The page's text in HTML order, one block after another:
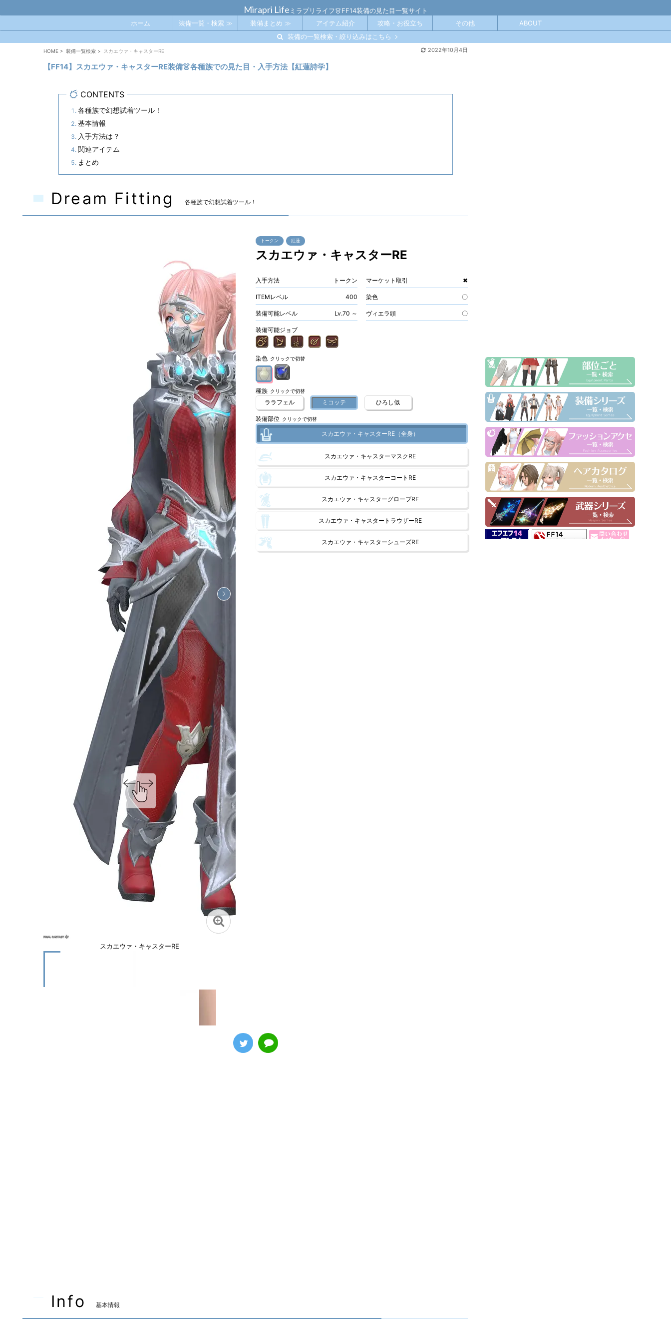
Mirapri Life ミラプリライフ👗FF14装備の見た目一覧サイト
装備の一覧検索・絞り込みはこちら
ホーム 装備一覧・検索 ≫ 装備まとめ ≫ アイテム紹介 攻略・お役立ち その他 ABOUT
HOME > 装備一覧検索 > スカエウァ・キャスターRE 2022年10月4日
【FF14】スカエウァ・キャスターRE装備👗各種族での見た目・入手方法【紅蓮詩学】
CONTENTS
各種族で幻想試着ツール！
基本情報
入手方法は？
関連アイテム
まとめ
Dream Fitting 各種族で幻想試着ツール！
スカエウァ・キャスターRE
トークン 紅蓮
スカエウァ・キャスターRE
装備部位 クリックで切替
スカエウァ・キャスターRE（全身）
スカエウァ・キャスターマスクRE
スカエウァ・キャスターコートRE
スカエウァ・キャスターグローブRE
スカエウァ・キャスタートラウザーRE
スカエウァ・キャスターシューズRE
染色 クリックで切替
種族 クリックで切替
ララフェル ミコッテ ひろし似
入手方法 トークン マーケット取引 ✖
ITEMレベル 400 染色 〇
装備可能レベル Lv.70 ～ ヴィエラ頭 〇
装備可能ジョブ
Info 基本情報